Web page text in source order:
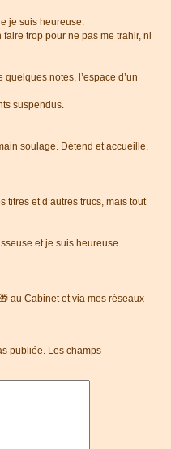
je suis heureuse.
faire trop pour ne pas me trahir, ni
notes, l’espace d’un
suspendus.
soulage. Détend et accueille.
titres et d’autres trucs, mais tout
et je suis heureuse.
au Cabinet et via mes réseaux
publiée. Les champs